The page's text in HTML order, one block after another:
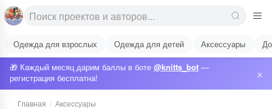
Одежда для взрослых Одежда для детей Аксессуары
🎁 Каждый месяц дарим баллы в боте @knitts_bot —
регистрация бесплатна!
×
Главная / Аксессуары